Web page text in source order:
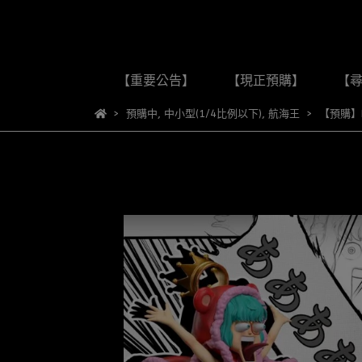
【重要公告】 【現正預購】 【
預購中, 中小型(1/4比例以下), 航海王 【預購